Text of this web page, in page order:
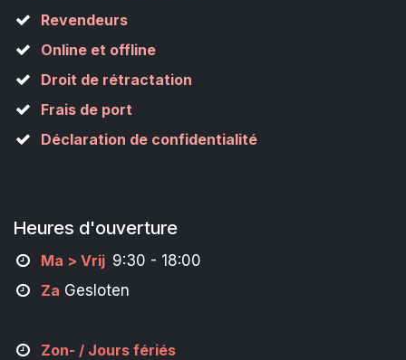
Revendeurs
Online et offline
Droit de rétractation
Frais de port
Déclaration de confidentialité
Heures d'ouverture
Ma > Vrij 9:30 - 18:00
Za Gesloten
Zon- / Jours fériés